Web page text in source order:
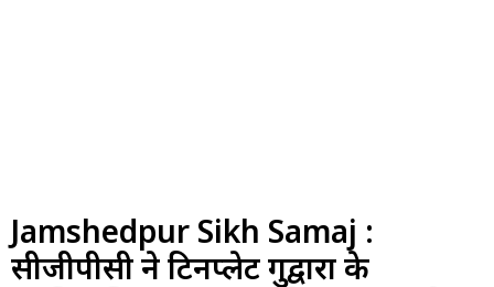
Jamshedpur Sikh Samaj :
सीजीपीसी ने टिनप्लेट गुरुद्वारा के